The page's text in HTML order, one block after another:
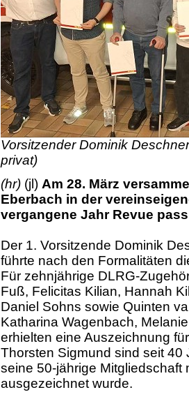
Vorsitzender Dominik
privat)
(hr) (jl) Am 28. März
Eberbach in der
vergangene Jahr Revue
Der 1. Vorsitzende Dominik
führte nach den Formalitäten
Für zehnjährige DLRG-
Fuß, Felicitas Kilian, Hannah
Daniel Sohns sowie Quinten
Katharina Wagenbach,
erhielten eine Auszeichnung
Thorsten Sigmund sind seit
seine 50-jährige Mitgliedschaft
ausgezeichnet wurde.